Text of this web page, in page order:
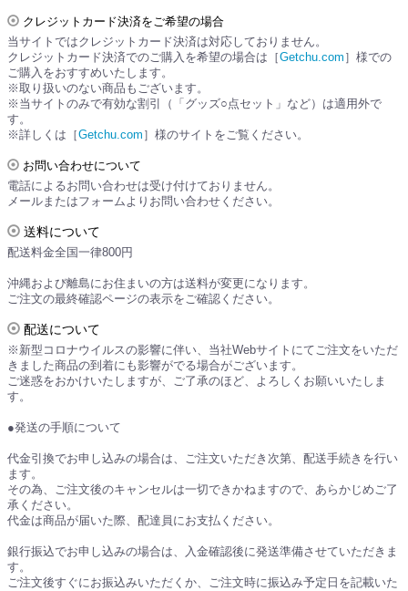
クレジットカード決済をご希望の場合
当サイトではクレジットカード決済は対応しておりません。
クレジットカード決済でのご購入を希望の場合は［Getchu.com ］様での
ご購入をおすすめいたします。
※取り扱いのない商品もございます。
※当サイトのみで有効な割引（「グッズ○点セット」など）は適用外で
す。
※詳しくは［Getchu.com ］様のサイトをご覧ください。
お問い合わせについて
電話によるお問い合わせは受け付けておりません。
メールまたはフォームよりお問い合わせください。
送料について
配送料金全国一律800円
沖縄および離島にお住まいの方は送料が変更になります。
ご注文の最終確認ページの表示をご確認ください。
配送について
※新型コロナウイルスの影響に伴い、当社Webサイトにてご注文をいただ
きました商品の到着にも影響がでる場合がございます。
ご迷惑をおかけいたしますが、ご了承のほど、よろしくお願いいたしま
す。
●発送の手順について
代金引換でお申し込みの場合は、ご注文いただき次第、配送手続きを行い
ます。
その為、ご注文後のキャンセルは一切できかねますので、あらかじめご了
承ください。
代金は商品が届いた際、配達員にお支払ください。
銀行振込でお申し込みの場合は、入金確認後に発送準備させていただきま
す。
ご注文後すぐにお振込みいただくか、ご注文時に振込み予定日を記載いた